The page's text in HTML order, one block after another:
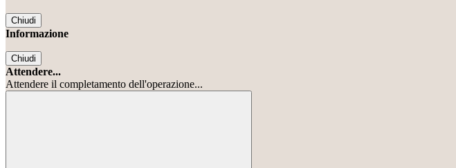
Chiudi
Informazione
Chiudi
Attendere...
Attendere il completamento dell'operazione...